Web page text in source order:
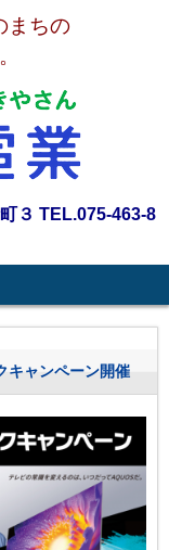
まちの
３ TEL.075-463-8
キャンペーン開催